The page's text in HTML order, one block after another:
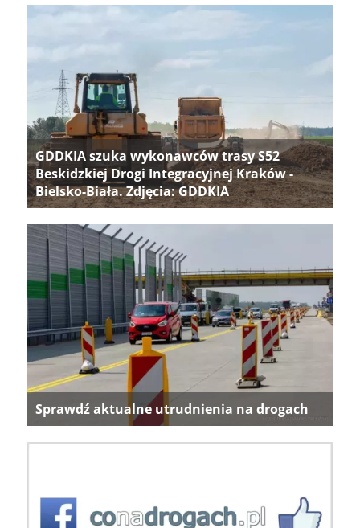
GDDKIA szuka wykonawców trasy S52
Beskidzkiej Drogi Integracyjnej Kraków -
Bielsko-Biała. Zdjęcia: GDDKIA
Sprawdź aktualne utrudnienia na drogach